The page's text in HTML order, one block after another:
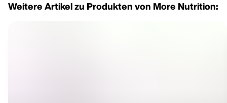
Weitere Artikel zu Produkten von More Nutrition: